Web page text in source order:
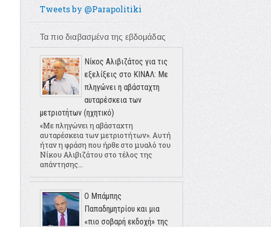
Tweets by @Parapolitiki
Τα πιο διαβασμένα της εβδομάδας
Νίκος Αλιβιζάτος για τις
εξελίξεις στο ΚΙΝΑΛ: Με
πληγώνει η αβάσταχτη
αυταρέσκεια των
μετριοτήτων (ηχητικό)
«Με πληγώνει η αβάσταχτη
αυταρέσκεια των μετριοτήτων». Αυτή
ήταν η φράση που ήρθε στο μυαλό του
Νίκου Αλιβιζάτου στο τέλος της
απάντησης...
Ο Μπάμπης
Παπαδημητρίου και μια
«πιο σοβαρή εκδοχή» της